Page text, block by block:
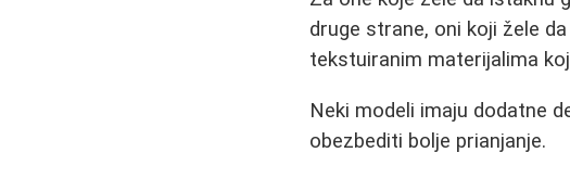
druge strane, oni koji žele
tekstuiranim materijalima
Neki modeli imaju dodatne
obezbediti bolje prianjanje.